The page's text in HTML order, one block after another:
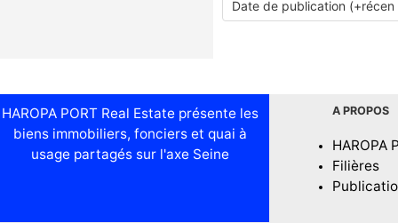
HAROPA PORT Real Estate présente les
biens immobiliers, fonciers et quai à
usage partagés sur l'axe Seine
A PROPOS
HAROPA
Filières